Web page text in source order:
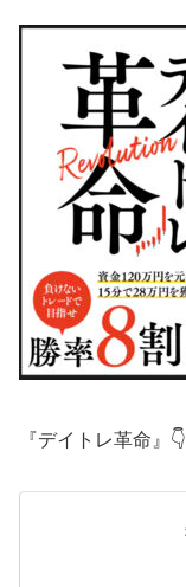
『デイトレ革命』👇